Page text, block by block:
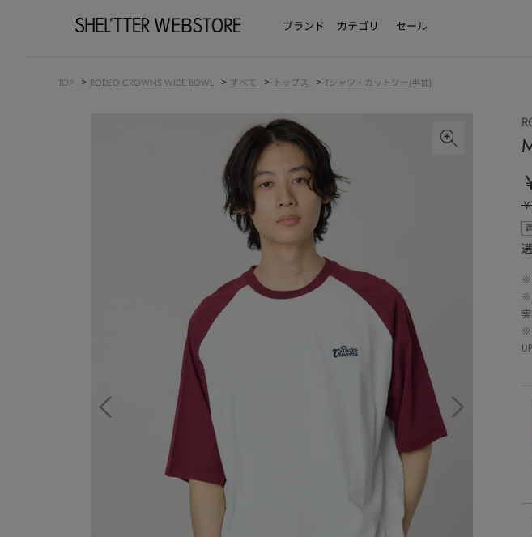
ブランド カテゴリ セール
TOP > RODEO CROWNS WIDE BOWL > すべて > トップス > Tシャツ・カットソー(半袖)
※
※
※